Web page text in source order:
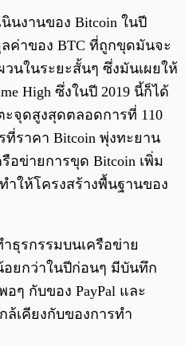
นงานของ Bitcoin ในปี
ค่าของ BTC ที่ถูกขุดมันจะ
นในระยะสั้นๆ ซึ่งมันเผยให้
High ซึ่งในปี 2019 นี้ก็ได้
ะจุดสูงสุดตลอดการที่ 110
ที่ราคา Bitcoin พุ่งทะยาน
อข่ายการขุด Bitcoin เพิ่ม
ำให้โครงสร้างพื้นฐานของ
ธุรกรรมบนเครือข่าย
อยกว่าในปีก่อนๆ มีบันทึก
ๆ กับของ PayPal และ
เคียงกับของการทำ